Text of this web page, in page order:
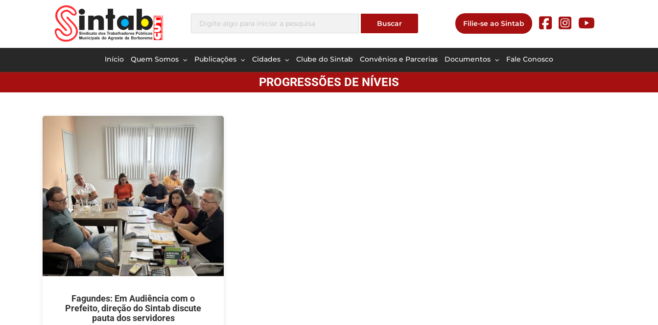
Filie-se ao Sintab
Início Quem Somos Publicações Cidades Clube do Sintab Convênios e Parcerias Documentos Fale Conosco
PROGRESSÕES DE NÍVEIS
Fagundes: Em Audiência com o
Prefeito, direção do Sintab discute
pauta dos servidores